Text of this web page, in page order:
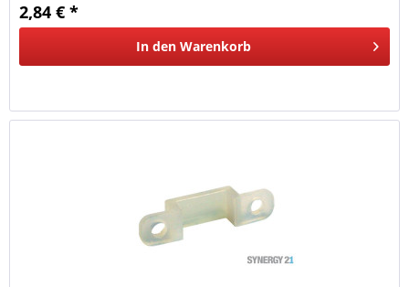
2,84 € *
In den Warenkorb